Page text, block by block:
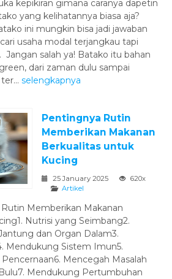
kepikiran gimana caranya dapetin
yang kelihatannya biasa aja?
ini mungkin bisa jadi jawaban
usaha modal terjangkau tapi
Jangan salah ya! Batako itu bahan
dari zaman dulu sampai
selengkapnya
Pentingnya Rutin
Memberikan Makanan
Berkualitas untuk
Kucing
25 January 2025
620x
Artikel
Memberikan Makanan
Nutrisi yang Seimbang2.
dan Organ Dalam3.
Mendukung Sistem Imun5.
Mencegah Masalah
Mendukung Pertumbuhan